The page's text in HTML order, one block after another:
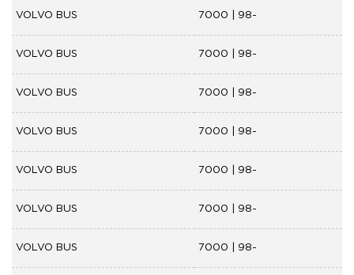
VOLVO BUS 7000 | 98-
VOLVO BUS 7000 | 98-
VOLVO BUS 7000 | 98-
VOLVO BUS 7000 | 98-
VOLVO BUS 7000 | 98-
VOLVO BUS 7000 | 98-
VOLVO BUS 7000 | 98-